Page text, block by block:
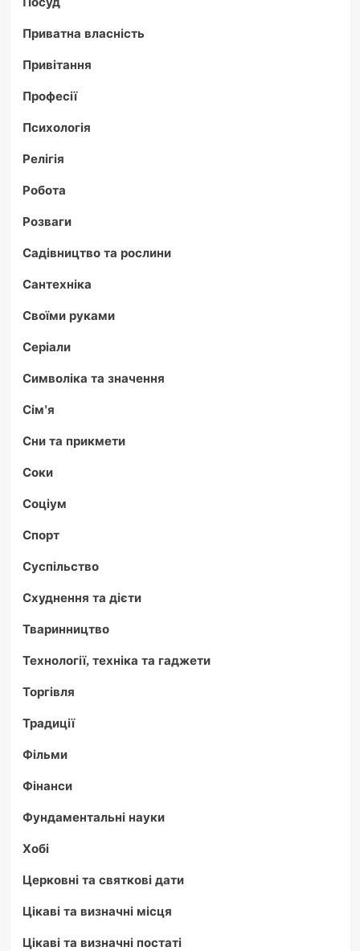
Приватна власність
Привітання
Професії
Психологія
Релігія
Робота
Розваги
Садівництво та рослини
Сантехніка
Своїми руками
Серіали
Символіка та значення
Сім'я
Сни та прикмети
Соки
Соціум
Спорт
Суспільство
Схуднення та дієти
Тваринництво
Технології, техніка та гаджети
Торгівля
Традиції
Фільми
Фінанси
Фундаментальні науки
Хобі
Церковні та святкові дати
Цікаві та визначні місця
Цікаві та визначні постаті